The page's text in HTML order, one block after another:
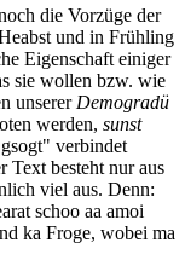
die Vorzüge der
und in Frühling
Eigenschaft einiger
sie wollen bzw. wie
unserer Demogradü
werden, sunst
verbindet
Text besteht nur aus
viel aus. Denn:
schoo aa amoi
ka Froge, wobei ma